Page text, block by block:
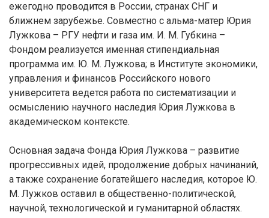
ежегодно проводится в России, странах СНГ и
ближнем зарубежье. Совместно с альма-матер Юрия
Лужкова – РГУ нефти и газа им. И. М. Губкина –
Фондом реализуется именная стипендиальная
программа им. Ю. М. Лужкова; в Институте экономики,
управления и финансов Российского нового
университета ведется работа по систематизации и
осмыслению научного наследия Юрия Лужкова в
академическом контексте.
Основная задача Фонда Юрия Лужкова – развитие
прогрессивных идей, продолжение добрых начинаний,
а также сохранение богатейшего наследия, которое Ю.
М. Лужков оставил в общественно-политической,
научной, технологической и гуманитарной областях.